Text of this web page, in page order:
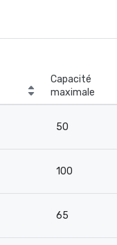
Capacité
maximale
50
100
65